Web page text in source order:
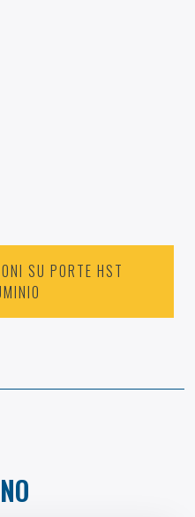
SU PORTE HST